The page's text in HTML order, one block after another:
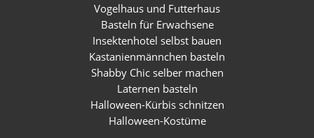
Vogelhaus und Futterhaus
Basteln für Erwachsene
Insektenhotel selbst bauen
Kastanienmännchen basteln
Shabby Chic selber machen
Laternen basteln
Halloween-Kürbis schnitzen
Halloween-Kostüme